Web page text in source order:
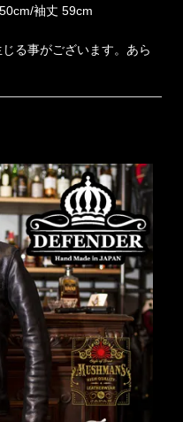
袖丈 59cm
る事がございます。あら